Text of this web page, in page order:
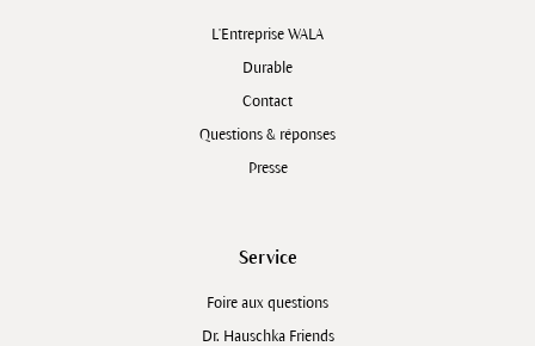
L'Entreprise WALA
Durable
Contact
Questions & réponses
Presse
Service
Foire aux questions
Dr. Hauschka Friends